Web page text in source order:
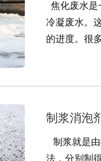
焦化废水是
冷凝废水。
的进度。很
制浆消泡
制浆就是
法，分别制